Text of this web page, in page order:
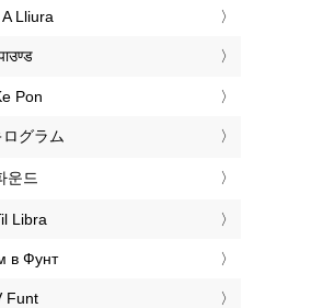
Lliura
Pon
グラム
운드
Libra
в Фунт
Funt